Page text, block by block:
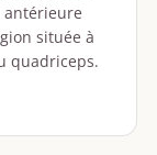
antérieure
située à
quadriceps.